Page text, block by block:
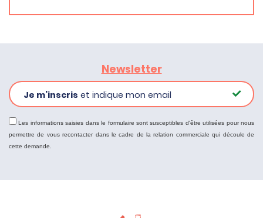
Newsletter
Je m’inscris et indique mon email
Les informations saisies dans le formulaire sont susceptibles d'être utilisées pour nous
permettre de vous recontacter dans le cadre de la relation commerciale qui découle de
cette demande.